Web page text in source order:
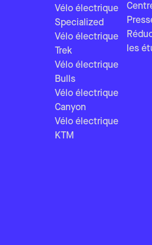
Vélo électrique
Specialized
Vélo électrique
Trek
Vélo électrique
Bulls
Vélo électrique
Canyon
Vélo électrique
KTM
les